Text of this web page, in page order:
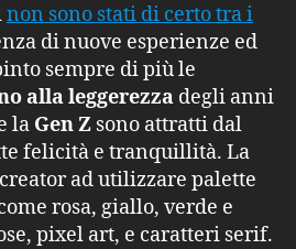
non sono stati di certo tra i
di nuove esperienze ed
sempre di più le
alla leggerezza degli anni
la Gen Z sono attratti dal
felicità e tranquillità. La
ad utilizzare palette
rosa, giallo, verde e
pixel art, e caratteri serif.